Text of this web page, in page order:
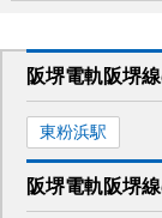
阪堺電軌阪堺線
東粉浜駅
阪堺電軌阪堺線